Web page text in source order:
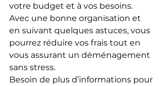
votre budget et à vos besoins.
Avec une bonne organisation et
en suivant quelques astuces, vous
pourrez réduire vos frais tout en
vous assurant un déménagement
sans stress.
Besoin de plus d’informations pour